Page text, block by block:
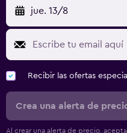
jue. 13/8
Recibir las ofertas
Crea una alerta de
Al crear una alerta de precio,